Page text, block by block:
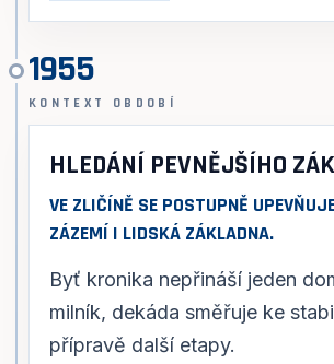
1955
KONTEXT OBDOBÍ
HLEDÁNÍ PEVNĚJŠÍHO
VE ZLIČÍNĚ SE POSTUPNĚ
ZÁZEMÍ I LIDSKÁ ZÁKLADNA.
Byť kronika nepřináší jeden
milník, dekáda směřuje ke
přípravě další etapy.